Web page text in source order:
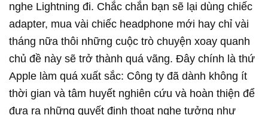
nghe Lightning đi. Chắc chắn bạn sẽ lại dùng chiếc
adapter, mua vài chiếc headphone mới hay chỉ vài
tháng nữa thôi những cuộc trò chuyện xoay quanh
chủ đề này sẽ trở thành quá vãng. Đây chính là thứ
Apple làm quá xuất sắc: Công ty đã dành không ít
thời gian và tâm huyết nghiên cứu và hoàn thiện để
đưa ra những quyết định thoạt nghe tưởng như